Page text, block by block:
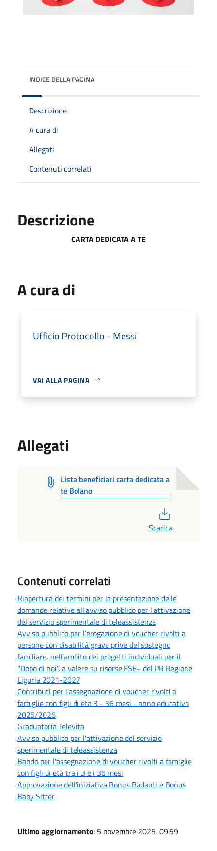
INDICE DELLA PAGINA
Descrizione
A cura di
Allegati
Contenuti correlati
Descrizione
CARTA DEDICATA A TE
A cura di
Ufficio Protocollo - Messi
VAI ALLA PAGINA
Allegati
Lista beneficiari carta dedicata a
te Bolano
Scarica
Contenuti correlati
Riapertura dei termini per la presentazione delle
domande relative all'avviso pubblico per l'attivazione
del servizio sperimentale di teleassistenza
Avviso pubblico per l’erogazione di voucher rivolti a
persone con disabilità grave prive del sostegno
familiare, nell’ambito dei progetti individuali per il
"Dopo di noi”, a valere su risorse FSE+ del PR Regione
Liguria 2021-2027
Contributi per l'assegnazione di voucher rivolti a
famiglie con figli di età 3 - 36 mesi - anno educativo
2025/2026
Graduatoria Televita
Avviso pubblico per l'attivazione del servizio
sperimentale di teleassistenza
Bando per l'assegnazione di voucher rivolti a famiglie
con figli di età tra i 3 e i 36 mesi
Approvazione dell'iniziativa Bonus Badanti e Bonus
Baby Sitter
Ultimo aggiornamento: 5 novembre 2025, 09:59